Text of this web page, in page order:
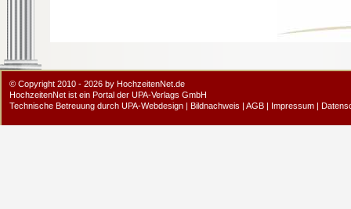
© Copyright 2010 - 2026 by HochzeitenNet.de
HochzeitenNet ist ein Portal der UPA-Verlags GmbH
Technische Betreuung durch UPA-Webdesign | Bildnachweis | AGB | Impressum |